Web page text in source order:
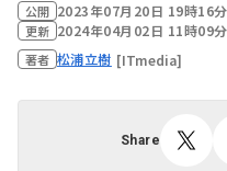
公開 2023年07月20日 19時16分
更新 2024年04月02日 11時09分
著者 松浦立樹 [ITmedia]
Share